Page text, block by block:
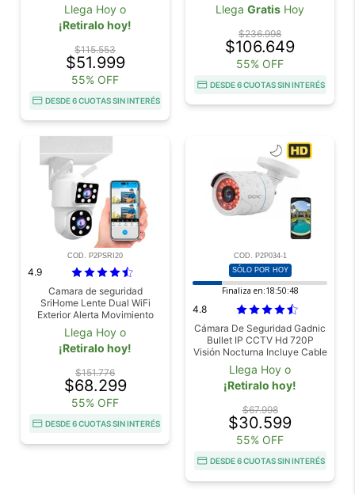
Audio Bidireccional
Llega Hoy o
¡Retiralo hoy!
$115.553
$51.999
55% OFF
DESDE 6 CUOTAS SIN INTERÉS
Llega Gratis Hoy
$236.998
$106.649
55% OFF
DESDE 6 CUOTAS SIN INTERÉS
COD. P2PSRI20
4.9
Camara de seguridad
SriHome Lente Dual WiFi
Exterior Alerta Movimiento
Llega Hoy o
¡Retiralo hoy!
$151.776
$68.299
55% OFF
DESDE 6 CUOTAS SIN INTERÉS
COD. P2P034-1
SÓLO POR HOY
Finaliza en:18:50:46
4.8
Cámara De Seguridad Gadnic
Bullet IP CCTV Hd 720P
Visión Nocturna Incluye Cable
BNC Video DVR
Llega Hoy o
¡Retiralo hoy!
$67.998
$30.599
55% OFF
DESDE 6 CUOTAS SIN INTERÉS